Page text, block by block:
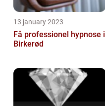
13 january 2023
Få professionel hypnose i
Birkerød